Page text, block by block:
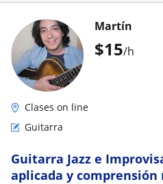
$15/h
Martín
Clases on line
Guitarra
Guitarra Jazz e
aplicada y comprensión